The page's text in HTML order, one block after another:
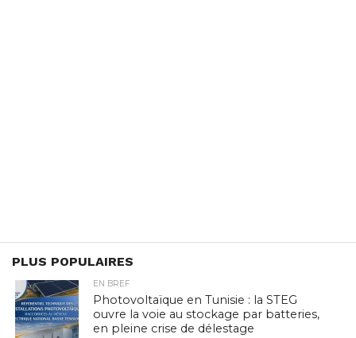
PLUS POPULAIRES
EN BREF
Photovoltaïque en Tunisie : la STEG
ouvre la voie au stockage par batteries,
en pleine crise de délestage